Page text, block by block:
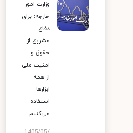
وزارت امور
خارجه: برای
دفاع
مشروع از
حقوق و
امنیت ملی
از همه
ابزارها
استفاده
می‌کنیم